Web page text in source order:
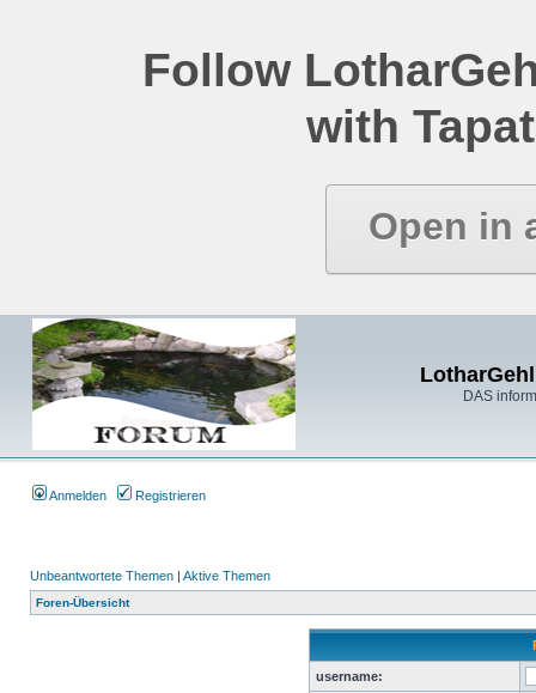
Follow
with
Open in
DAS
Anmelden Registrieren
Unbeantwortete Themen | Aktive Themen
Foren-Übersicht
username: